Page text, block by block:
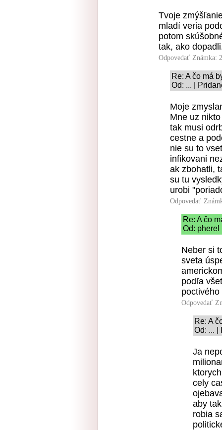
Tvoje
mladí veria
potom
tak, ako
Odpovedať Známka:
Re: A čo má
Od: ... |
Moje
Mne uz
tak musi
cestne a
nie su to
infikovani
ak zbohatli,
su tu
urobi
Odpovedať
Re: A čo
Od: pherel
Neber si
sveta
podľa
Odpovedať
Re: A
Od: ... |
Ja
cely
aby
robia